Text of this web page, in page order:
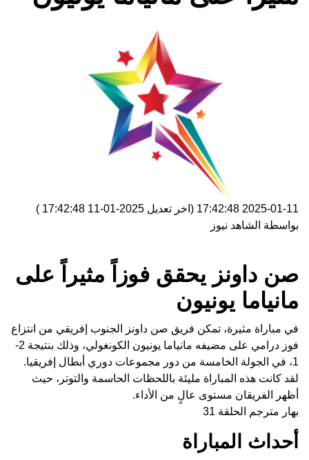
2025-01-11 17:42:48 (اخر تعديل 2025-01-11 17:42:48
)
بواسطة الشاهد نيوز
صن داونز يحقق فوزاً مثيراً على
مانياما يونيون
في مباراة مثيرة، تمكن فريق صن داونز الجنوب إفريقي من انتزاع
فوز درامي على مضيفه مانياما يونيون الكونغولي، وذلك بنتيجة 2-
1، في الجولة الخامسة من دور مجموعات دوري أبطال إفريقيا.
لقد كانت هذه المباراة مليئة باللحظات الحاسمة والتوتر، حيث
أظهر الفريقان مستوى عالٍ من الأداء.
بهار مترجم الحلقة 31
أحداث المباراة